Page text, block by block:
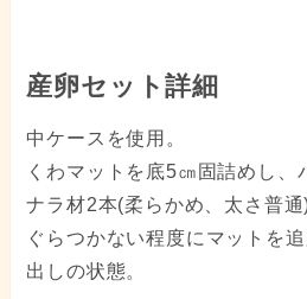
産卵セット詳細
中ケースを使用。
くわマットを底5㎝固詰めし、
ナラ材2本(柔らかめ、太さ普通
ぐらつかない程度にマットを
出しの状態。